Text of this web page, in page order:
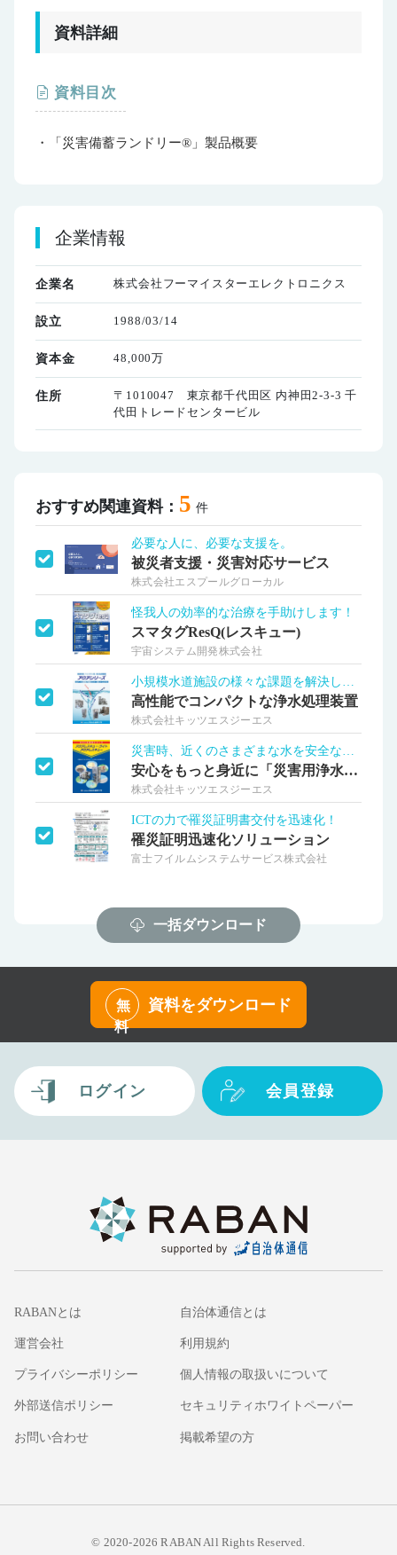
資料詳細
資料目次
・「災害備蓄ランドリー®」製品概要
企業情報
企業名 株式会社フーマイスターエレクトロニクス
設立 1988/03/14
資本金 48,000万
住所
〒1010047 東京都千代田区 内神田2-3-3 千
代田トレードセンタービル
おすすめ関連資料： 5 件
必要な人に、必要な支援を。
被災者支援・災害対応サービス
株式会社エスプールグローカル
怪我人の効率的な治療を手助けします！
スマタグResQ(レスキュー)
宇宙システム開発株式会社
小規模水道施設の様々な課題を解決します！
高性能でコンパクトな浄水処理装置
株式会社キッツエスジーエス
災害時、近くのさまざまな水を安全な水に！
安心をもっと身近に「災害用浄水装置」
株式会社キッツエスジーエス
ICTの力で罹災証明書交付を迅速化！
罹災証明迅速化ソリューション
富士フイルムシステムサービス株式会社
一括ダウンロード
無
料
資料をダウンロード
ログイン 会員登録
RABANとは 自治体通信とは
運営会社 利用規約
プライバシーポリシー 個人情報の取扱いについて
外部送信ポリシー セキュリティホワイトペーパー
お問い合わせ 掲載希望の方
© 2020-2026 RABAN All Rights Reserved.